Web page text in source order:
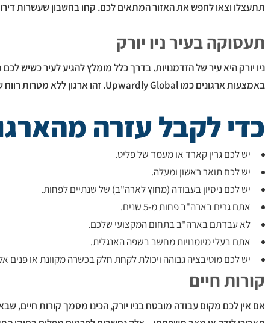
תתעצלו וצאו לחפש את האזור המתאים לכם. קחו בחשבון שעשרות
תעסוקה בעיר ניו יורק
ניו יורק היא עיר של הזדמנויות. בדרך כלל מומלץ להגיע לעיר
באמצעות ארגונים כמו Upwardly Global. זהו ארגון ללא מטרות רווח שמסייע למהגרים מיומנים ומורשים ולפליטים, למצוא עבודה.
כדי לקבל עזרה
יש לכם גרין קארד או מעמד של פליט.
יש לכם תואר ראשון ומעלה.
יש לכם ניסיון בעבודה (מחוץ לארה"ב) של שנתיים לפחות.
אתם גרים בארה"ב פחות מ-5 שנים.
לא עבדתם בארה"ב בתחום המקצועי שלכם.
אתם בעלי מיומנויות מחשב בשפה האנגלית.
יש לכם מוטיבציה גבוהה ויכולת לקחת חלק בכשרה מקוונת או פנים
קורות חיים